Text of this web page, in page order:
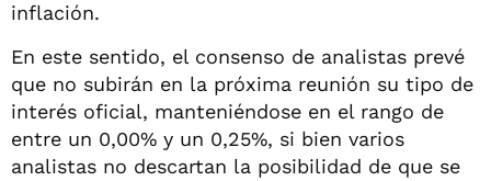
inflación.
En este sentido, el consenso de analistas prevé
que no subirán en la próxima reunión su tipo de
interés oficial, manteniéndose en el rango de
entre un 0,00% y un 0,25%, si bien varios
analistas no descartan la posibilidad de que se